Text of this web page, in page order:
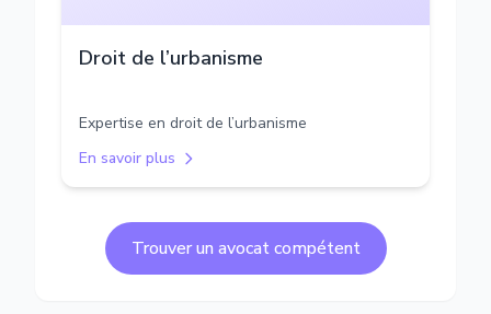
Droit de l’urbanisme
Expertise en droit de l’urbanisme
En savoir plus
Trouver un avocat compétent